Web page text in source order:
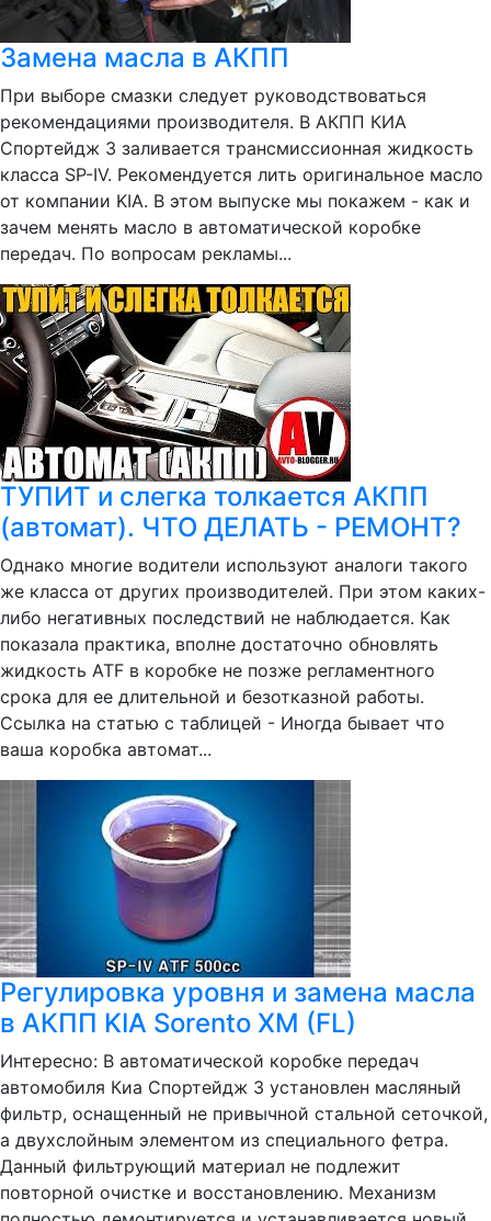
Замена масла в АКПП
При выборе смазки следует руководствоваться
рекомендациями производителя. В АКПП КИА
Спортейдж 3 заливается трансмиссионная жидкость
класса SP-IV. Рекомендуется лить оригинальное масло
от компании KIA. В этом выпуске мы покажем - как и
зачем менять масло в автоматической коробке
передач. По вопросам рекламы...
ТУПИТ и слегка толкается АКПП
(автомат). ЧТО ДЕЛАТЬ - РЕМОНТ?
Однако многие водители используют аналоги такого
же класса от других производителей. При этом каких-
либо негативных последствий не наблюдается. Как
показала практика, вполне достаточно обновлять
жидкость ATF в коробке не позже регламентного
срока для ее длительной и безотказной работы.
Ссылка на статью с таблицей - Иногда бывает что
ваша коробка автомат...
Регулировка уровня и замена масла
в АКПП KIA Sorento XM (FL)
Интересно: В автоматической коробке передач
автомобиля Киа Спортейдж 3 установлен масляный
фильтр, оснащенный не привычной стальной сеточкой,
а двухслойным элементом из специального фетра.
Данный фильтрующий материал не подлежит
повторной очистке и восстановлению. Механизм